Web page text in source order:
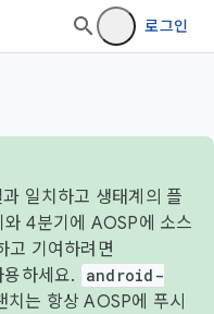
로그인
일치하고 생태계의 플
4분기에 AOSP에 소스
고 기여하려면
용하세요.
android-
치는 항상 AOSP에 푸시